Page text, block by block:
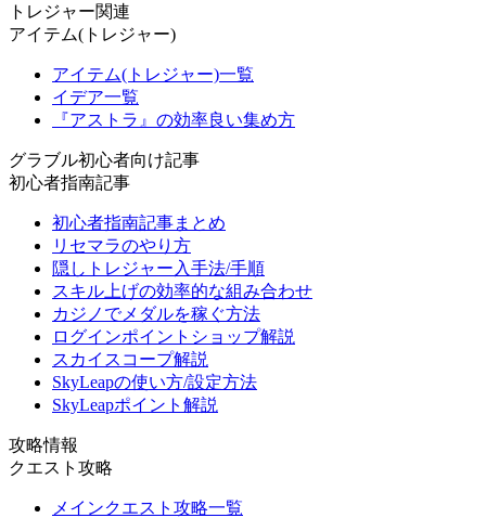
トレジャー関連
アイテム(トレジャー)
アイテム(トレジャー)一覧
イデア一覧
『アストラ』の効率良い集め方
グラブル初心者向け記事
初心者指南記事
初心者指南記事まとめ
リセマラのやり方
隠しトレジャー入手法/手順
スキル上げの効率的な組み合わせ
カジノでメダルを稼ぐ方法
ログインポイントショップ解説
スカイスコープ解説
SkyLeapの使い方/設定方法
SkyLeapポイント解説
攻略情報
クエスト攻略
メインクエスト攻略一覧